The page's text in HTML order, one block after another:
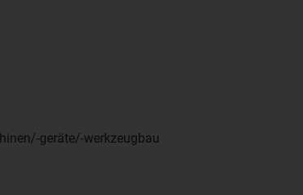
geräte/-werkzeugbau